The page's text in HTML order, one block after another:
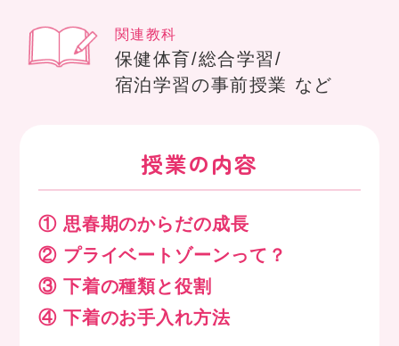
関連教科
保健体育/総合学習/
宿泊学習の事前授業 など
授業の内容
① 思春期のからだの成長
② プライベートゾーンって？
③ 下着の種類と役割
④ 下着のお手入れ方法